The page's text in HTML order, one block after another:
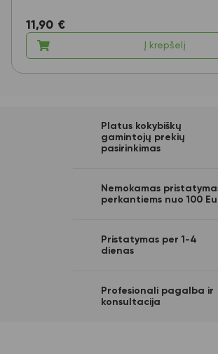
11,90 €
Į krepšelį
Platus kokybiškų
gamintojų prekių
pasirinkimas
Nemokamas
perkantiems nuo 100
Pristatymas per 1-4
dienas
Profesionali pagalba ir
konsultacija